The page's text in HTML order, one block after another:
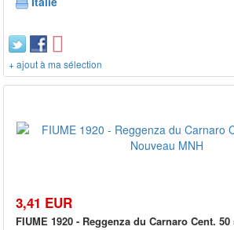
+ ajout à ma sélection
3,41 EUR
FIUME 1920 - Reggenza du Carnaro Cent. 50